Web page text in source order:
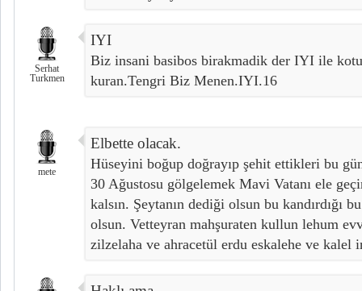
Serhat
Turkmen
IYI
Biz insani basibos birakmadik der IYI ile
kuran.Tengri Biz Menen.IYI.16
mete
Elbette olacak.
Hüseyini boğup doğrayıp şehit ettikleri bu
30 Ağustosu gölgelemek Mavi Vatanı ele
kalsın. Şeytanın dediği olsun bu kandırdığı
olsun. Vetteyran mahşuraten kullun lehum
zilzelaha ve ahracetül erdu eskalehe ve kalel